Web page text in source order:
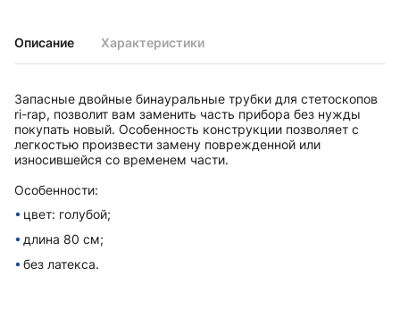
Описание Характеристики
Запасные двойные бинауральные трубки для стетоскопов
ri-rap, позволит вам заменить часть прибора без нужды
покупать новый. Особенность конструкции позволяет с
легкостью произвести замену поврежденной или
износившейся со временем части.
Особенности:
цвет: голубой;
длина 80 см;
без латекса.